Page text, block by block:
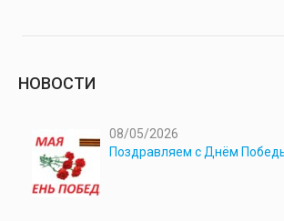
НОВОСТИ
08/05/2026
Поздравляем с Днём